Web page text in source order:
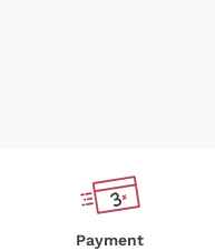
Payment